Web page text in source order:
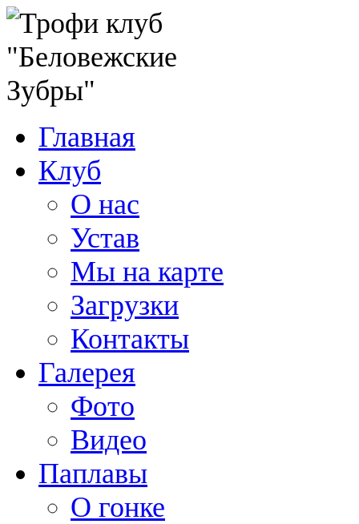
Главная
Клуб
О нас
Устав
Мы на карте
Загрузки
Контакты
Галерея
Фото
Видео
Паплавы
О гонке